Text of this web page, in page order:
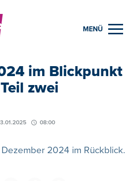
MENÜ
im Blickpunkt
zwei
08:00
2024 im Rückblick.